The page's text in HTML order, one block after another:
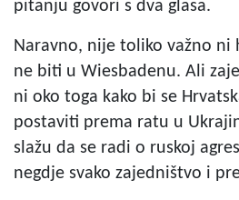
pitanju govori s dva glasa.
Naravno, nije toliko važno
ne biti u Wiesbadenu. Ali
ni oko toga kako bi se
postaviti prema ratu u
slažu da se radi o ruskoj
negdje svako zajedništvo i